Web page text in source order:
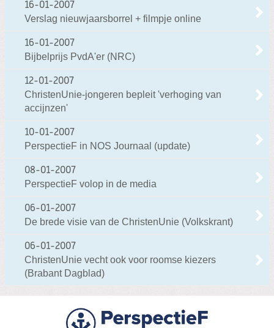
16-01-2007
Verslag nieuwjaarsborrel + filmpje online
16-01-2007
Bijbelprijs PvdA'er (NRC)
12-01-2007
ChristenUnie-jongeren bepleit 'verhoging van
accijnzen'
10-01-2007
PerspectieF in NOS Journaal (update)
08-01-2007
PerspectieF volop in de media
06-01-2007
De brede visie van de ChristenUnie (Volkskrant)
06-01-2007
ChristenUnie vecht ook voor roomse kiezers
(Brabant Dagblad)